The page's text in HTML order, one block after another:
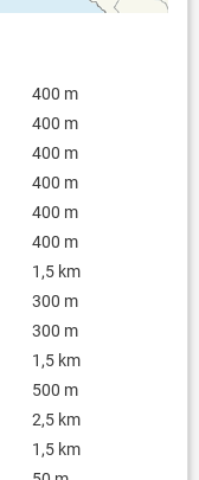
400 m
400 m
400 m
400 m
400 m
400 m
1,5 km
300 m
300 m
1,5 km
500 m
2,5 km
1,5 km